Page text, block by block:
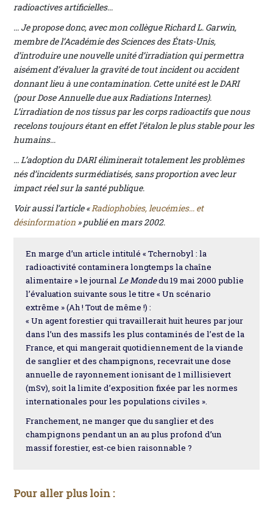
radioactives artificielles...
... Je propose donc, avec mon collègue Richard L. Garwin,
membre de l’Académie des Sciences des États-Unis,
d’introduire une nouvelle unité d’irradiation qui permettra
aisément d’évaluer la gravité de tout incident ou accident
donnant lieu à une contamination. Cette unité est le DARI
(pour Dose Annuelle due aux Radiations Internes).
L’irradiation de nos tissus par les corps radioactifs que nous
recelons toujours étant en effet l’étalon le plus stable pour les
humains...
... L’adoption du DARI éliminerait totalement les problèmes
nés d’incidents surmédiatisés, sans proportion avec leur
impact réel sur la santé publique.
Voir aussi l’article «Radiophobies, leucémies... et
désinformation » publié en mars 2002.
En marge d’un article intitulé « Tchernobyl : la
radioactivité contaminera longtemps la chaîne
alimentaire » le journalLe Mondedu 19 mai 2000 publie
l’évaluation suivante sous le titre « Un scénario
extrême » (Ah ! Tout de même !) :
« Un agent forestier qui travaillerait huit heures par jour
dans l’un des massifs les plus contaminés de l’est de la
France, et qui mangerait quotidiennement de la viande
de sanglier et des champignons, recevrait une dose
annuelle de rayonnement ionisant de 1 millisievert
(mSv), soit la limite d’exposition fixée par les normes
internationales pour les populations civiles ».
Franchement, ne manger que du sanglier et des
champignons pendant un an au plus profond d’un
massif forestier, est-ce bien raisonnable ?
Pour aller plus loin :